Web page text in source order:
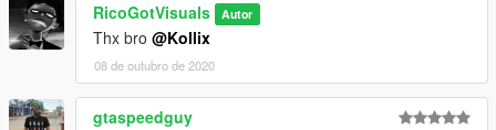
RicoGotVisuals Autor
Thx bro @Kollix
08 de outubro de 2020
gtaspeedguy